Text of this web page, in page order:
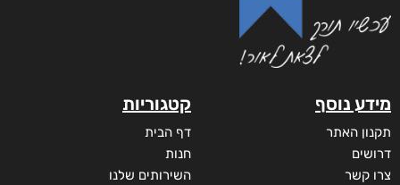
מידע נוסף
תקנון האתר
דרושים
צרו קשר
קטגוריות
דף הבית
חנות
השירותים שלנו